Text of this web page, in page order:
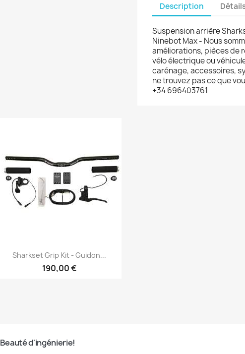
Description
Suspension arrière
Ninebot Max - Nous
améliorations, pièces de
vélo électrique ou
carénage, accessoires,
ne trouvez pas ce que
+34 696403761
Aperçu rapide
Sharkset Grip Kit - Guidon...
190,00 €
Beauté d'ingénierie!